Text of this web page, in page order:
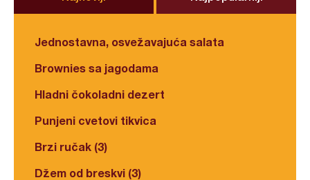
Jednostavna, osvežavajuća salata
Brownies sa jagodama
Hladni čokoladni dezert
Punjeni cvetovi tikvica
Brzi ručak (3)
Džem od breskvi (3)